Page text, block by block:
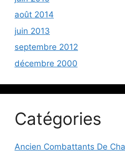
août 2014
juin 2013
septembre 2012
décembre 2000
Catégories
Ancien Combattants De